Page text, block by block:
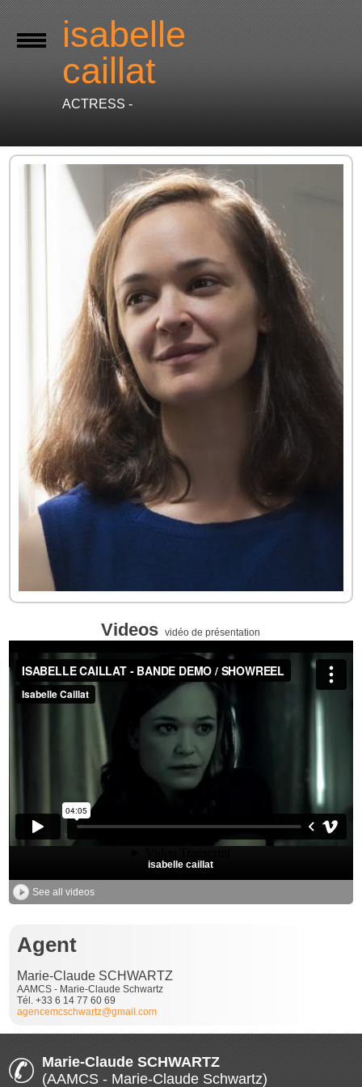
isabelle
caillat
ACTRESS -
Videos vidéo de présentation
isabelle caillat
See all videos
Agent
Marie-Claude SCHWARTZ
AAMCS - Marie-Claude Schwartz
Tél. +33 6 14 77 60 69
agencemcschwartz@gmail.com
Marie-Claude SCHWARTZ
(AAMCS - Marie-Claude Schwartz)